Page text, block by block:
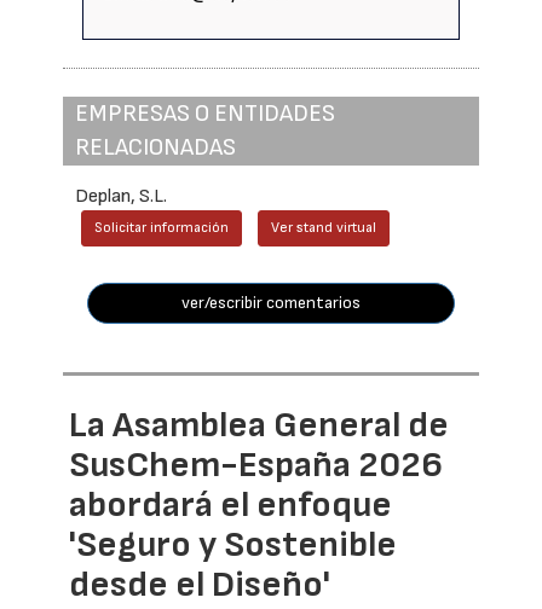
EMPRESAS O ENTIDADES
RELACIONADAS
Deplan, S.L.
Solicitar información Ver stand virtual
ver/escribir comentarios
La Asamblea General de
SusChem-España 2026
abordará el enfoque
'Seguro y Sostenible
desde el Diseño'